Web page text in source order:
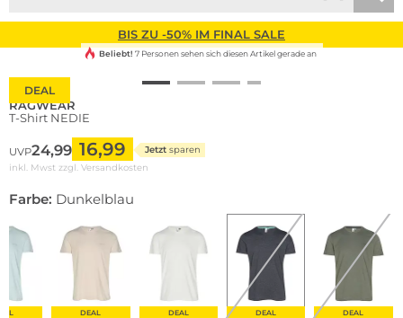
BIS ZU -50% IM FINAL SALE
DEAL
Beliebt! 7 Personen sehen sich diesen Artikel gerade an
RAGWEAR
T-Shirt NEDIE
UVP24,99 16,99 Jetzt sparen
inkl. Mwst zzgl. Versandkosten
Farbe: Dunkelblau
DEAL DEAL DEAL DEAL